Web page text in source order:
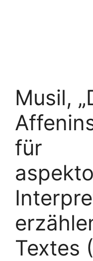
Musil,
für
Textes